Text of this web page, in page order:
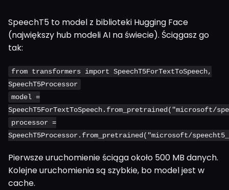
SpeechT5 to model z biblioteki Hugging Face
(największy hub modeli AI na świecie). Ściągasz go
tak:
from transformers import SpeechT5ForTextToSpeech,
SpeechT5Processor
model =
SpeechT5ForTextToSpeech.from_pretrained("microsoft/
processor =
SpeechT5Processor.from_pretrained("microsoft/
Pierwsze uruchomienie ściąga około 500 MB danych.
Kolejne uruchomienia są szybkie, bo model jest w
cache.